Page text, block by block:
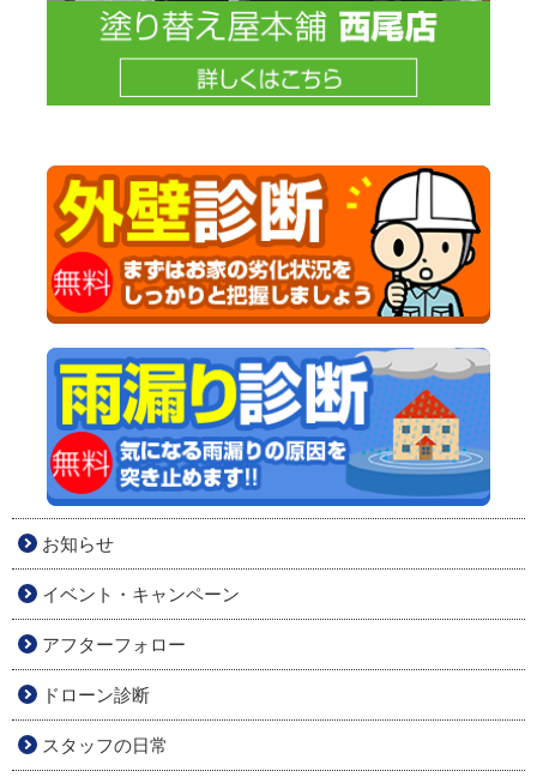
お知らせ
イベント・キャンペーン
アフターフォロー
ドローン診断
スタッフの日常